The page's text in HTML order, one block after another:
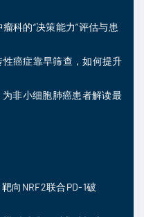
科的“决策能力”评估与患
癌症靠早筛查，如何提升
非小细胞肺癌患者解读最
向NRF2联合PD-1破